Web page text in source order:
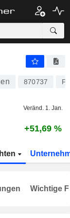
870737
Veränd. 1. Jan.
+51,69 %
Wichtige